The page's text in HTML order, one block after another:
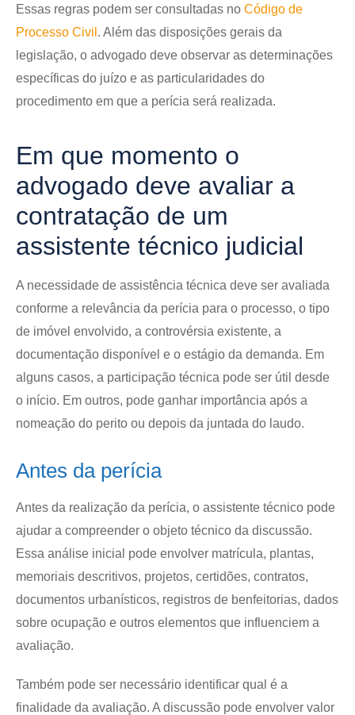
Essas regras podem ser consultadas no Código de
Processo Civil . Além das disposições gerais da
legislação, o advogado deve observar as determinações
específicas do juízo e as particularidades do
procedimento em que a perícia será realizada.
Em que momento o
advogado deve avaliar a
contratação de um
assistente técnico judicial
A necessidade de assistência técnica deve ser avaliada
conforme a relevância da perícia para o processo, o tipo
de imóvel envolvido, a controvérsia existente, a
documentação disponível e o estágio da demanda. Em
alguns casos, a participação técnica pode ser útil desde
o início. Em outros, pode ganhar importância após a
nomeação do perito ou depois da juntada do laudo.
Antes da perícia
Antes da realização da perícia, o assistente técnico pode
ajudar a compreender o objeto técnico da discussão.
Essa análise inicial pode envolver matrícula, plantas,
memoriais descritivos, projetos, certidões, contratos,
documentos urbanísticos, registros de benfeitorias, dados
sobre ocupação e outros elementos que influenciem a
avaliação.
Também pode ser necessário identificar qual é a
finalidade da avaliação. A discussão pode envolver valor